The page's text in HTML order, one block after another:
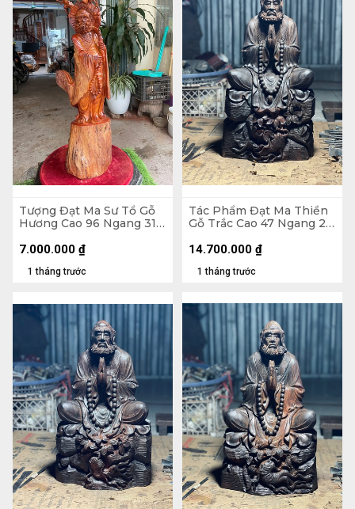
Tượng Đạt Ma Sư Tổ Gỗ
Hương Cao 96 Ngang 31
1 tháng trước
7.000.000 ₫
Tác Phẩm Đạt Ma Thiền
Gỗ Trắc Cao 47 Ngang 26
1 tháng trước
14.700.000 ₫